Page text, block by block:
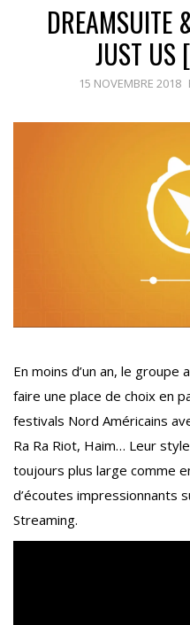
DREAMSUITE
JUST US
15 NOVEMBRE 2018
En moins d’un an, le groupe
faire une place de choix en
festivals Nord Américains
Ra Ra Riot, Haim… Leur
toujours plus large comme
d’écoutes impressionnants
Streaming.